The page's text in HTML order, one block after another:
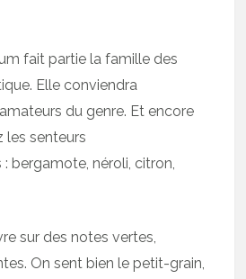
fait partie la famille des
Elle conviendra
du genre. Et encore
les senteurs
bergamote, néroli, citron,
sur des notes vertes,
On sent bien le petit-grain,